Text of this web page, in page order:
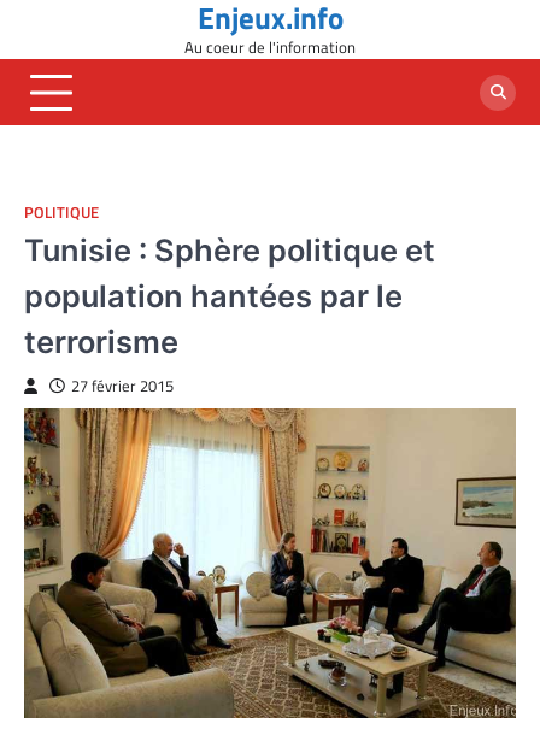
content
Enjeux.info
Au coeur de l'information
POLITIQUE
Tunisie : Sphère politique et
population hantées par le
terrorisme
27 février 2015